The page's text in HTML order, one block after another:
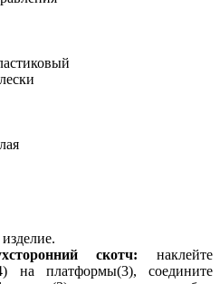
скотч: наклейте
на платформы(3), соедините